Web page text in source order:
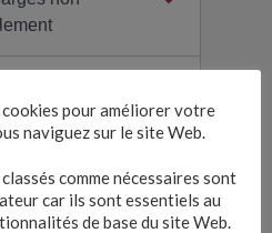
fiscal
pour améliorer votre
naviguez sur le site Web.
comme nécessaires sont
car ils sont essentiels au
de base du site Web.